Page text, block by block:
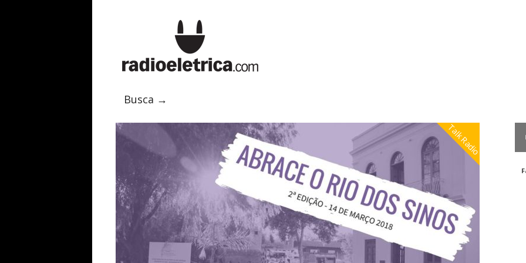
Busca →
Talk Radio